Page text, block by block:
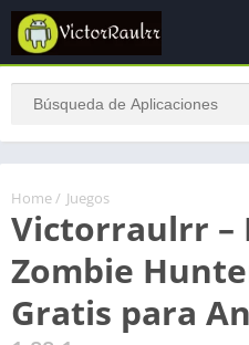
Home / Juegos
Victorraulrr –
Zombie
Gratis para